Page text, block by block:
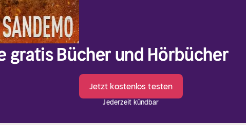
gratis Bücher und Hörbücher
Jetzt kostenlos testen
Jederzeit kündbar